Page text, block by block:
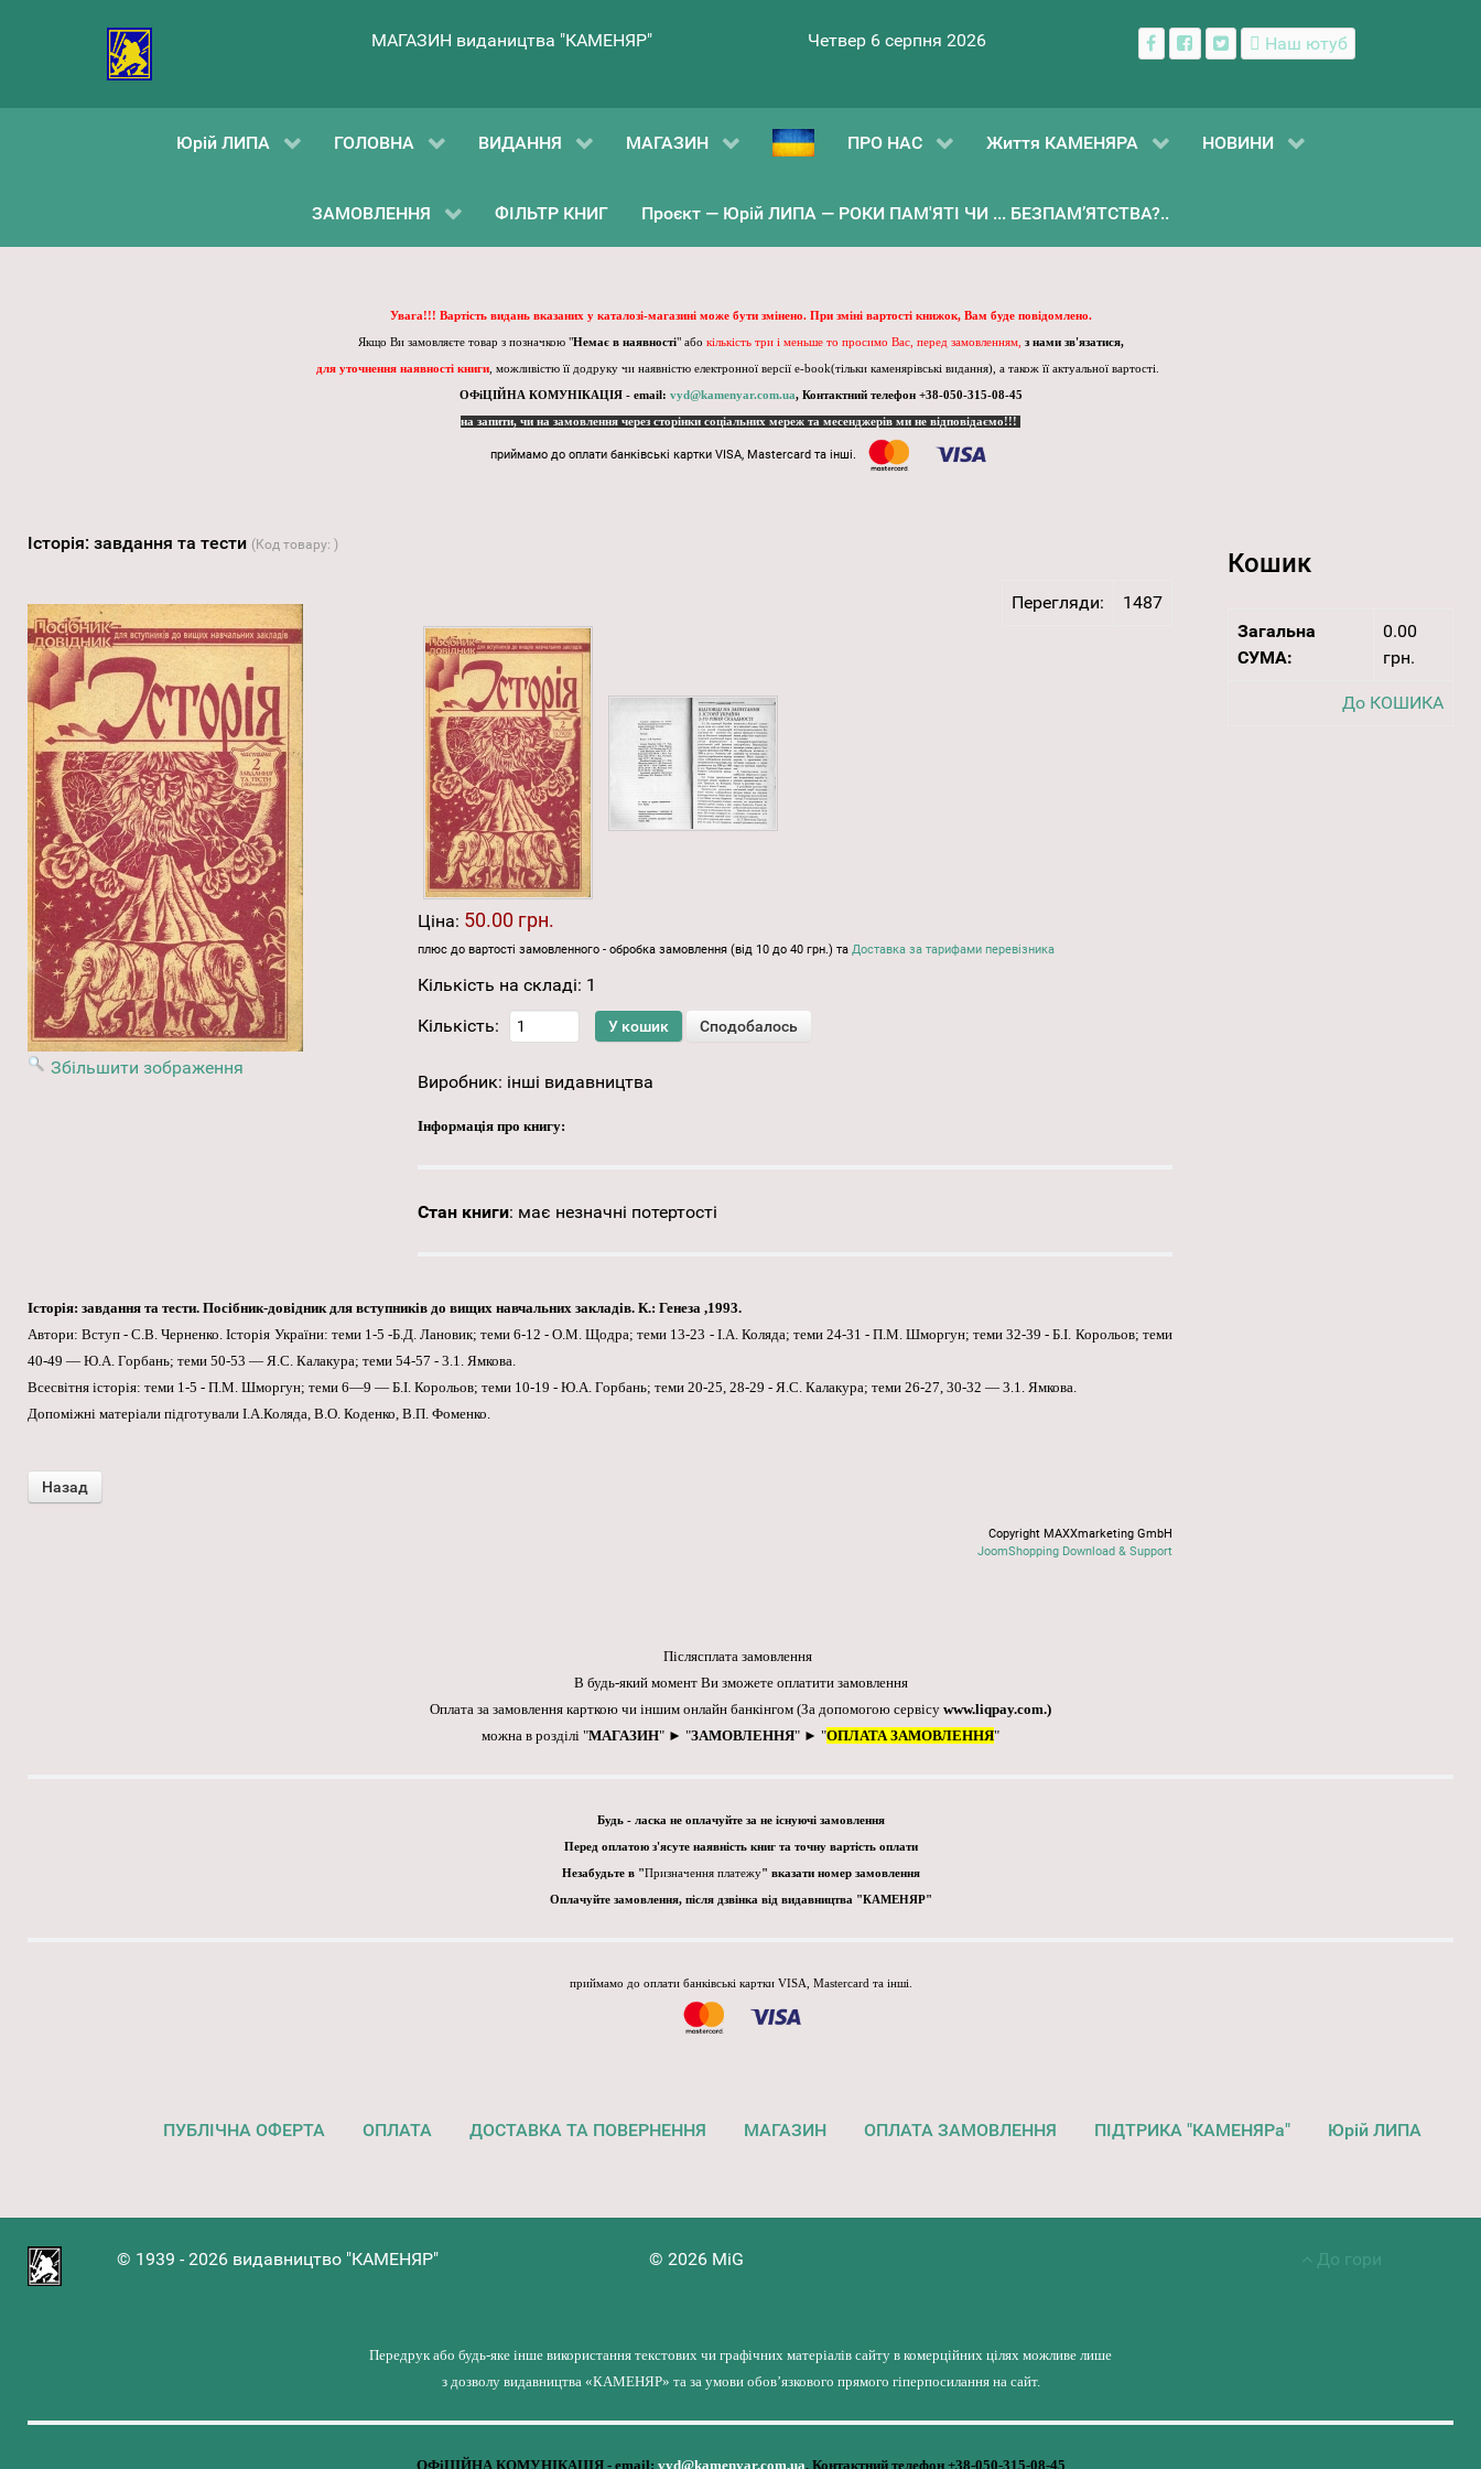
МАГАЗИН видаництва "КАМЕНЯР" Четвер 6 серпня 2026 Наш ютуб
Юрій ЛИПА ГОЛОВНА ВИДАННЯ МАГАЗИН ПРО НАС Життя КАМЕНЯРА НОВИНИ
ЗАМОВЛЕННЯ ФІЛЬТР КНИГ Проєкт — Юрій ЛИПА — РОКИ ПАМ'ЯТІ ЧИ ... БЕЗПАМ’ЯТСТВА?..
Увага!!! Вартість видань вказаних у каталозі-магазині може бути змінено. При зміні вартості книжок, Вам буде повідомлено.
Якщо Ви замовляєте товар з позначкою "Немає в наявності" або кількість три і меньше то просимо Вас, перед замовленням, з нами зв'язатися,
для уточнення наявності книги, можливістю її додруку чи наявністю електронної версії e-book(тільки каменярівські видання), а також її актуальної вартості.
ОФіЦІЙНА КОМУНІКАЦІЯ - email: vyd@kamenyar.com.ua, Контактний телефон +38-050-315-08-45
на запити, чи на замовлення через сторінки соціальних мереж та месенджерів ми не відповідаємо!!!
приймамо до оплати банківські картки VISA, Mastercard та інші.
Історія: завдання та тести (Код товару: )
Перегляди: 1487
Збільшити зображення
Ціна: 50.00 грн.
плюс до вартості замовленного - обробка замовлення (від 10 до 40 грн.) та Доставка за тарифами перевізника
Кількість на складі: 1
Кількість:
Виробник: інші видавництва
Інформація про книгу:
Стан книги: має незначні потертості
Історія: завдання та тести. Посібник-довідник для вступників до вищих навчальних закладів. К.: Генеза ,1993.
Автори: Вступ - С.В. Черненко. Історія України: теми 1-5 -Б.Д. Лановик; теми 6-12 - О.М. Щодра; теми 13-23 - І.А. Коляда; теми 24-31 - П.М. Шморгун; теми 32-39 - Б.І. Корольов; теми
40-49 — Ю.А. Горбань; теми 50-53 — Я.С. Калакура; теми 54-57 - 3.1. Ямкова.
Всесвітня історія: теми 1-5 - П.М. Шморгун; теми 6—9 — Б.І. Корольов; теми 10-19 - Ю.А. Горбань; теми 20-25, 28-29 - Я.С. Калакура; теми 26-27, 30-32 — 3.1. Ямкова.
Допоміжні матеріали підготували І.А.Коляда, В.О. Коденко, В.П. Фоменко.
Copyright MAXXmarketing GmbH
JoomShopping Download & Support
Кошик
Загальна
СУМА:
0.00
грн.
До КОШИКА
Післясплата замовлення
В будь-який момент Ви зможете оплатити замовлення
Оплата за замовлення карткою чи іншим онлайн банкінгом (За допомогою сервісу www.liqpay.com.)
можна в розділі "МАГАЗИН" ► "ЗАМОВЛЕННЯ" ► "ОПЛАТА ЗАМОВЛЕННЯ"
Будь - ласка не оплачуйте за не існуючі замовлення
Перед оплатою з'ясуте наявність книг та точну вартість оплати
Незабудьте в "Призначення платежу" вказати номер замовлення
Оплачуйте замовлення, після дзвінка від видавництва "КАМЕНЯР"
приймамо до оплати банківські картки VISA, Mastercard та інші.
ПУБЛІЧНА ОФЕРТА ОПЛАТА ДОСТАВКА ТА ПОВЕРНЕННЯ МАГАЗИН ОПЛАТА ЗАМОВЛЕННЯ ПІДТРИКА "КАМЕНЯРа" Юрій ЛИПА
© 1939 - 2026 видавництво "КАМЕНЯР" © 2026 MiG До гори
Передрук або будь-яке інше використання текстових чи графічних матеріалів сайту в комерційних цілях можливе лише
з дозволу видавництва «КАМЕНЯР» та за умови обов’язкового прямого гіперпосилання на сайт.
ОФіЦІЙНА КОМУНІКАЦІЯ - email: vyd@kamenyar.com.ua, Контактний телефон +38-050-315-08-45